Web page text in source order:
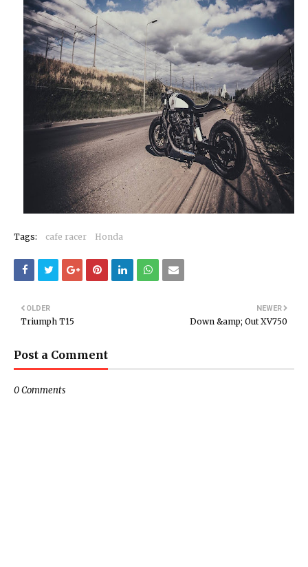
Tags: cafe racer Honda
NEWER
Down &amp; Out XV750
OLDER
Triumph T15
Post a Comment
0 Comments